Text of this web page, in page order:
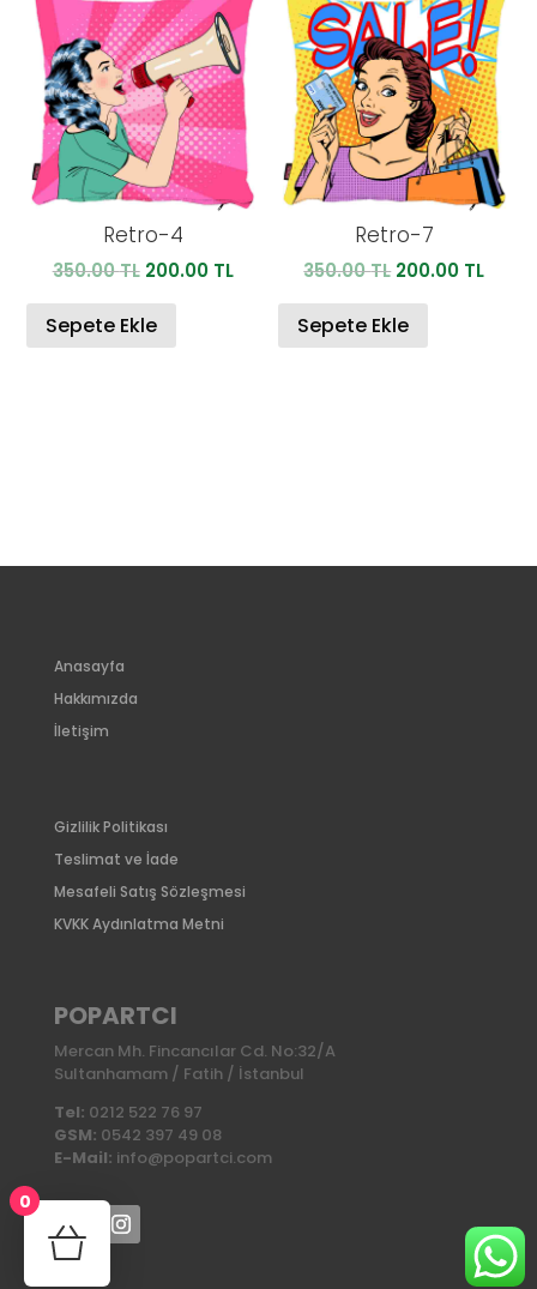
Retro-4
350.00TL Orijinal
350.00 TL.
200.00 TLŞu
200.00 TL.
Sepete Ekle
Retro-7
350.00TL Orijinal
350.00 TL.
200.00 TLŞu
Sepete Ekle
Anasayfa
Hakkımızda
İletişim
Gizlilik Politikası
Teslimat ve İade
Mesafeli Satış Sözleşmesi
KVKK Aydınlatma Metni
POPARTCI
Mercan Mh. Fincancılar Cd. No:32/A
Sultanhamam / Fatih / İstanbul
Tel: 0212 522 76 97
GSM: 0542 397 49 08
E-Mail: info@popartci.com
0